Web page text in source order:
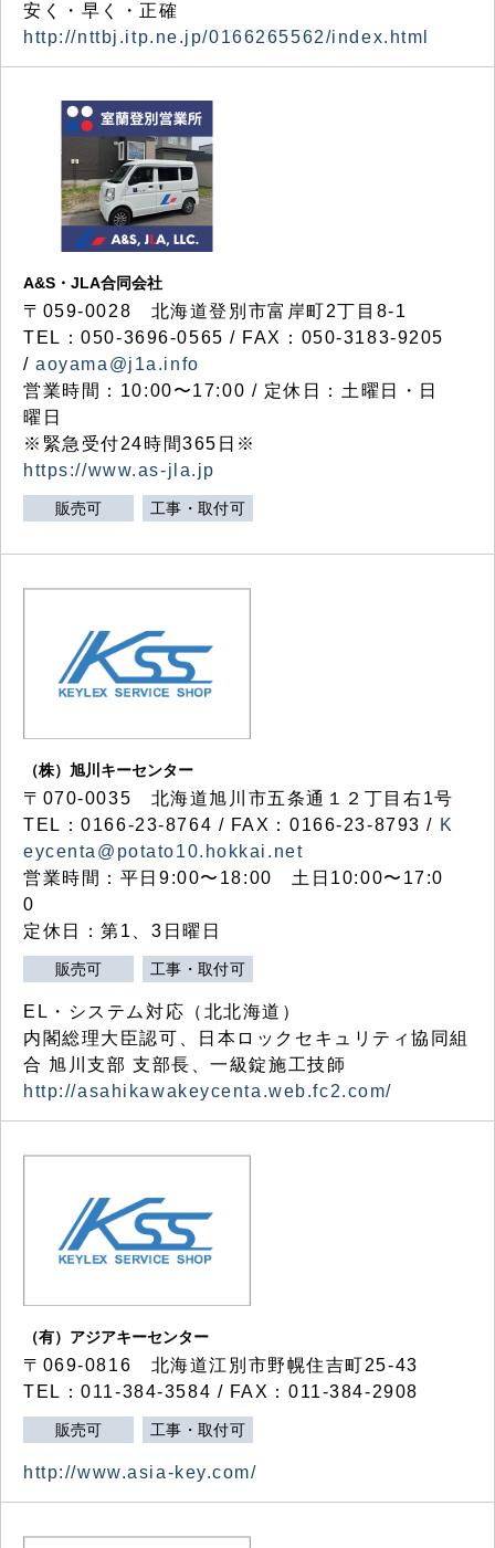
安く・早く・正確
http://nttbj.itp.ne.jp/0166265562/index.html
A&S・JLA合同会社
〒 059-0028 北海道登別市富岸町2丁目 8-1
TEL：050-3696-0565 / FAX：050-3183-9205
/aoyama@j1a.info
営業時間：10:00〜17:00 / 定休日：土曜日・日
曜日
※緊急受付24時間365日※
https://www.as-jla.jp
販売可 工事・取付可
（株）旭川キーセンター
〒070-0035 北海道旭川市五条通１２丁目右1号
TEL：0166-23-8764 / FAX：0166-23-8793 / K
eycenta@potato10.hokkai.net
営業時間：平日9:00〜18:00 土日10:00〜17:0
0
定休日：第1、3日曜日
販売可 工事・取付可
EL・システム対応（北北海道）
内閣総理大臣認可、日本ロックセキュリティ協同組
合 旭川支部 支部長、一級錠施工技師
http://asahikawakeycenta.web.fc2.com/
（有）アジアキーセンター
〒069-0816 北海道江別市野幌住吉町25-43
TEL：011-384-3584 / FAX：011-384-2908
販売可 工事・取付可
http://www.asia-key.com/